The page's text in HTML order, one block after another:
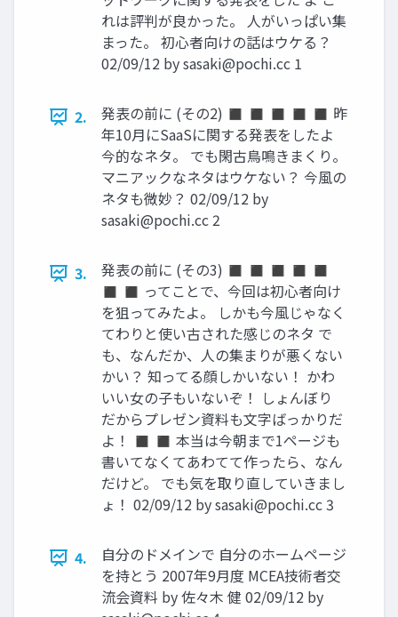
れは評判が良かった。 人がいっぱい集
まった。 初心者向けの話はウケる？
02/09/12 bysasaki@pochi.cc 1
2.
発表の前に (その2) ◼ ◼ ◼ ◼ ◼ 昨
年10月にSaaSに関する発表をしたよ
今的なネタ。 でも閑古鳥鳴きまくり。
マニアックなネタはウケない？ 今風の
ネタも微妙？ 02/09/12 by
sasaki@pochi.cc2
3.
発表の前に (その3) ◼ ◼ ◼ ◼ ◼
◼ ◼ ってことで、今回は初心者向け
を狙ってみたよ。 しかも今風じゃなく
てわりと使い古された感じのネタ で
も、なんだか、人の集まりが悪くない
かい？ 知ってる顔しかいない！ かわ
いい女の子もいないぞ！ しょんぼり
だからプレゼン資料も文字ばっかりだ
よ！ ◼ ◼ 本当は今朝まで1ページも
書いてなくてあわてて作ったら、なん
だけど。 でも気を取り直していきまし
ょ！ 02/09/12 bysasaki@pochi.cc3
4.
自分のドメインで 自分のホームページ
を持とう 2007年9月度 MCEA技術者交
流会資料 by 佐々木 健 02/09/12 by